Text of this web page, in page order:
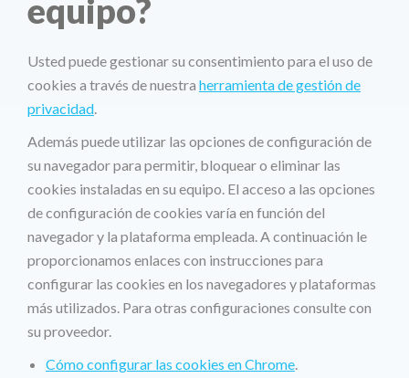
equipo?
Usted puede gestionar su consentimiento para el uso de
cookies a través de nuestra herramienta de gestión de
privacidad.
Además puede utilizar las opciones de configuración de
su navegador para permitir, bloquear o eliminar las
cookies instaladas en su equipo. El acceso a las opciones
de configuración de cookies varía en función del
navegador y la plataforma empleada. A continuación le
proporcionamos enlaces con instrucciones para
configurar las cookies en los navegadores y plataformas
más utilizados. Para otras configuraciones consulte con
su proveedor.
Cómo configurar las cookies en Chrome.